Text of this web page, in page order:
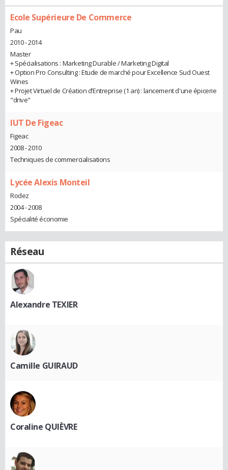
Ecole Supérieure De Commerce
Pau
2010 - 2014
Master
+ Spécialisations : Marketing Durable / Marketing Digital
+ Option Pro Consulting : Etude de marché pour Excellence Sud Ouest
Wines
+ Projet Virtuel de Création d’Entreprise (1 an) : lancement d'une épicerie
"drive"
IUT De Figeac
Figeac
2008 - 2010
Techniques de commercialisations
Lycée Alexis Monteil
Rodez
2004 - 2008
Spécialité économie
Réseau
Alexandre TEXIER
Camille GUIRAUD
Coraline QUIÈVRE